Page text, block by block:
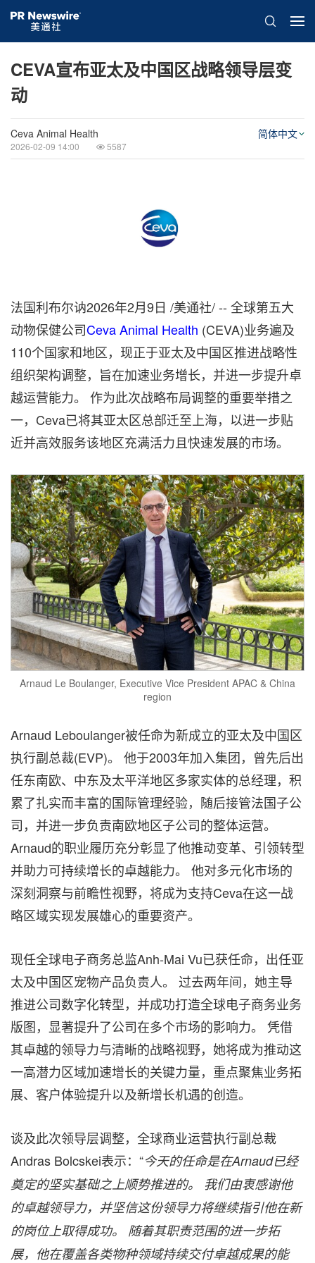
CEVA宣布亚太及中国区战略领导层变
动
Ceva Animal Health
2026-02-09 14:00 5587
简体中文
法国利布尔讷2026年2月9日 /美通社/ -- 全球第五大
动物保健公司Ceva Animal Health (CEVA)业务遍及
110个国家和地区，现正于亚太及中国区推进战略性
组织架构调整，旨在加速业务增长，并进一步提升卓
越运营能力。 作为此次战略布局调整的重要举措之
一，Ceva已将其亚太区总部迁至上海，以进一步贴
近并高效服务该地区充满活力且快速发展的市场。
Arnaud Le Boulanger, Executive Vice President APAC & China
region
Arnaud Leboulanger被任命为新成立的亚太及中国区
执行副总裁(EVP)。 他于2003年加入集团，曾先后出
任东南欧、中东及太平洋地区多家实体的总经理，积
累了扎实而丰富的国际管理经验，随后接管法国子公
司，并进一步负责南欧地区子公司的整体运营。
Arnaud的职业履历充分彰显了他推动变革、引领转型
并助力可持续增长的卓越能力。 他对多元化市场的
深刻洞察与前瞻性视野，将成为支持Ceva在这一战
略区域实现发展雄心的重要资产。
现任全球电子商务总监Anh-Mai Vu已获任命，出任亚
太及中国区宠物产品负责人。 过去两年间，她主导
推进公司数字化转型，并成功打造全球电子商务业务
版图，显著提升了公司在多个市场的影响力。 凭借
其卓越的领导力与清晰的战略视野，她将成为推动这
一高潜力区域加速增长的关键力量，重点聚焦业务拓
展、客户体验提升以及新增长机遇的创造。
谈及此次领导层调整，全球商业运营执行副总裁
Andras Bolcskei表示：“今天的任命是在Arnaud已经
奠定的坚实基础之上顺势推进的。 我们由衷感谢他
的卓越领导力，并坚信这份领导力将继续指引他在新
的岗位上取得成功。 随着其职责范围的进一步拓
展，他在覆盖各类物种领域持续交付卓越成果的能